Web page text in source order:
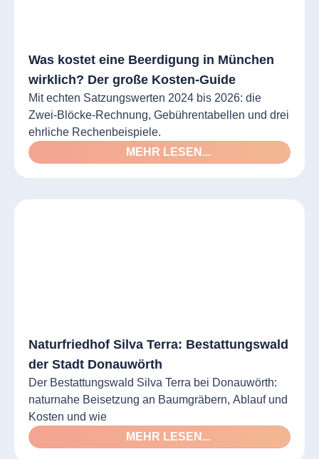
Was kostet eine Beerdigung in München
wirklich? Der große Kosten-Guide
Mit echten Satzungswerten 2024 bis 2026: die
Zwei-Blöcke-Rechnung, Gebührentabellen und drei
ehrliche Rechenbeispiele.
MEHR LESEN...
Naturfriedhof Silva Terra: Bestattungswald
der Stadt Donauwörth
Der Bestattungswald Silva Terra bei Donauwörth:
naturnahe Beisetzung an Baumgräbern, Ablauf und
Kosten und wie
MEHR LESEN...